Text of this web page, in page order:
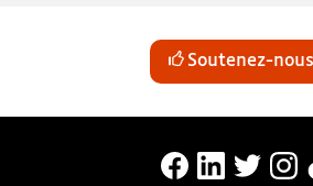
Soutenez-
MonaLira Sur